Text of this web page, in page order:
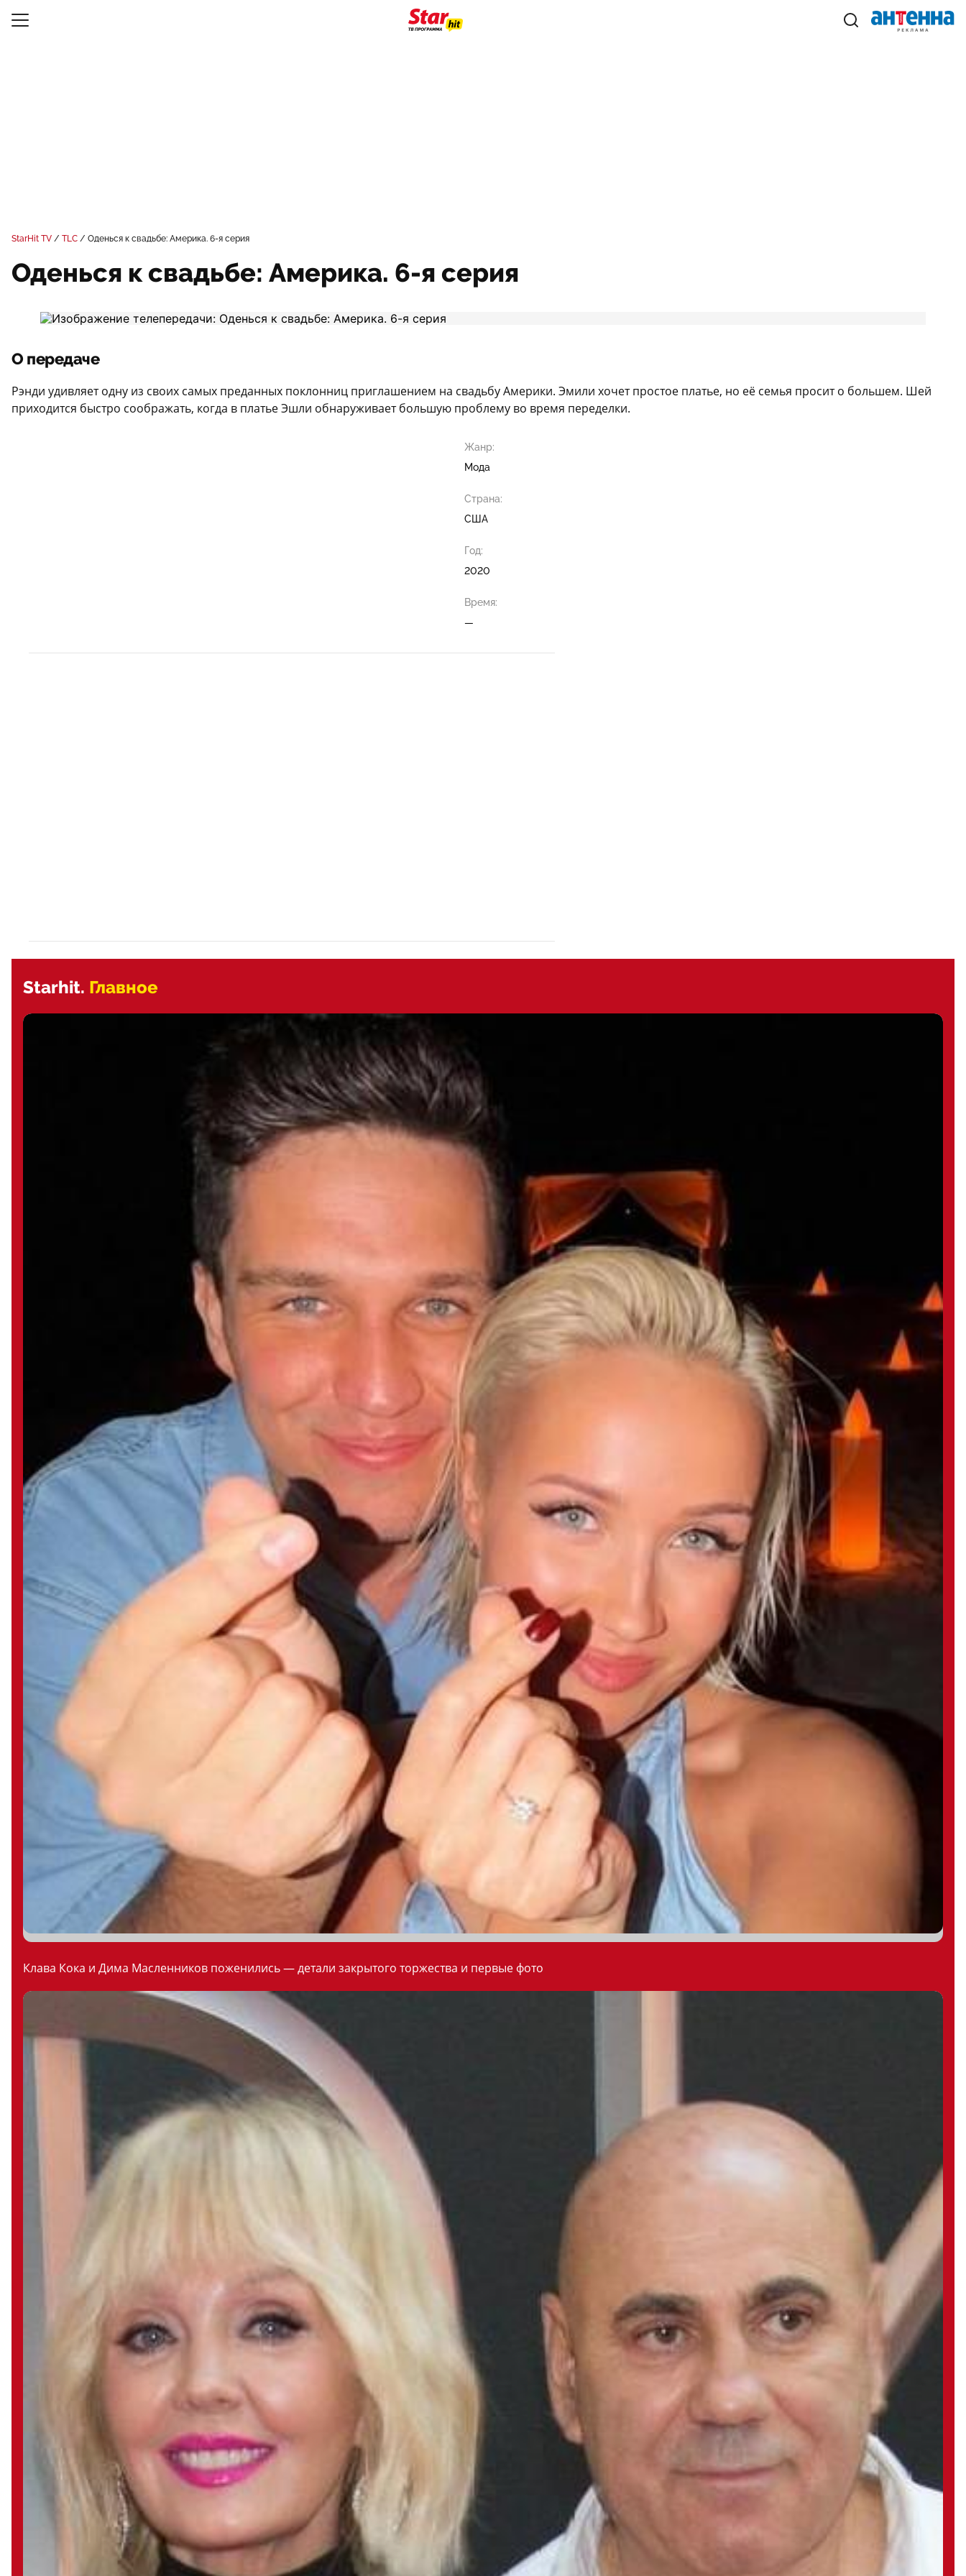
StarHit TV TLC Оденься к свадьбе: Америка. 6-я серия
Оденься к свадьбе: Америка. 6-я серия
О передаче
Рэнди удивляет одну из своих самых преданных поклонниц приглашением на свадьбу Америки. Эмили хочет простое платье, но её семья просит о большем. Шей
приходится быстро соображать, когда в платье Эшли обнаруживает большую проблему во время переделки.
Жанр:
Мода
Страна:
США
Год:
2020
Время:
—
Starhit. Главное
Клава Кока и Дима Масленников поженились — детали закрытого торжества и первые фото